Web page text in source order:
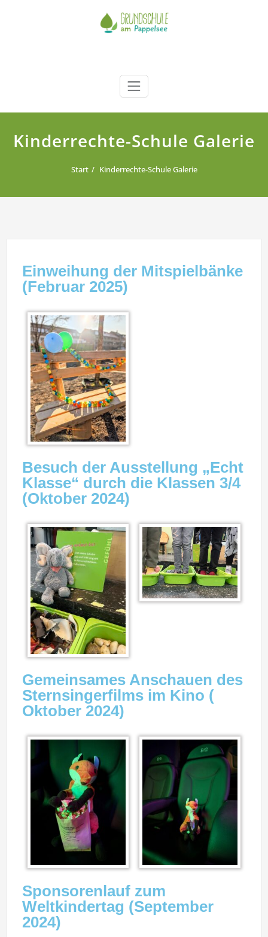
Grundschule am Pappelsee
Kamp-Lintfort
Kinderrechte-Schule Galerie
Start Kinderrechte-Schule Galerie
Einweihung der Mitspielbänke
(Februar 2025)
Besuch der Ausstellung „Echt
Klasse“ durch die Klassen 3/4
(Oktober 2024)
Gemeinsames Anschauen des
Sternsingerfilms im Kino (
Oktober 2024)
Sponsorenlauf zum
Weltkindertag (September
2024)